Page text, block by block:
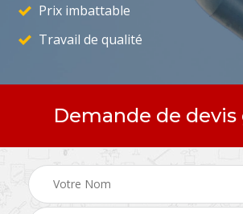
Prix imbattable
Travail de qualité
Demande de